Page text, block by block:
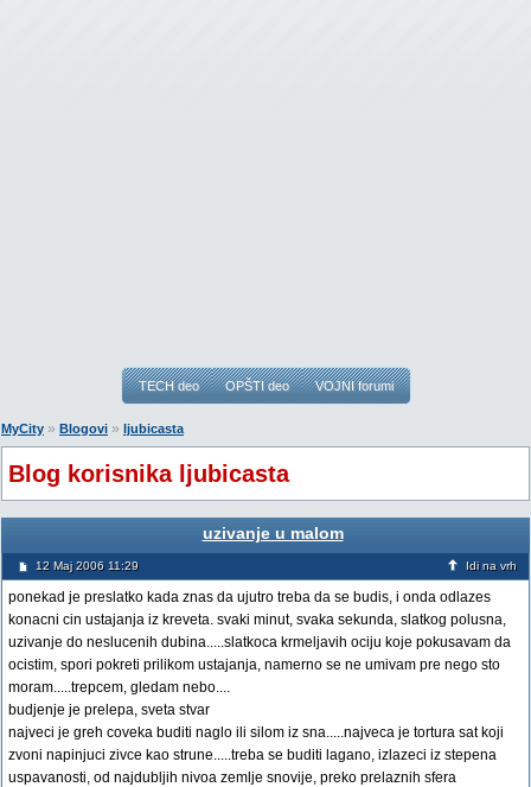
TECH deo OPŠTI deo VOJNI forumi
MyCity » Blogovi » ljubicasta
Blog korisnika ljubicasta
uzivanje u malom
12 Maj 2006 11:29 Idi na vrh
ponekad je preslatko kada znas da ujutro treba da se budis, i onda odlazes
konacni cin ustajanja iz kreveta. svaki minut, svaka sekunda, slatkog polusna,
uzivanje do neslucenih dubina.....slatkoca krmeljavih ociju koje pokusavam da
ocistim, spori pokreti prilikom ustajanja, namerno se ne umivam pre nego sto
moram.....trepcem, gledam nebo....
budjenje je prelepa, sveta stvar
najveci je greh coveka buditi naglo ili silom iz sna.....najveca je tortura sat koji
zvoni napinjuci zivce kao strune.....treba se buditi lagano, izlazeci iz stepena
uspavanosti, od najdubljih nivoa zemlje snovije, preko prelaznih sfera